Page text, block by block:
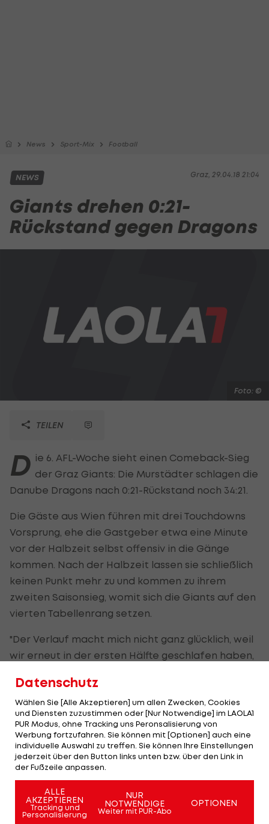
News Sport-Mix Football
Graz, 29.04.18 21:04
NEWS
Giants drehen 0:21-
Rückstand gegen Dragons
Foto: ©
TEILEN
D ie 6. AFL-Woche sieht einen Comeback-Sieg
der Graz Giants: Die Murstädter schlagen die
Danube Dragons nach 0:21-Rückstand noch 34:21.
Die Gäste aus Wien führen mit drei Touchdowns
Vorsprung, ehe die Gastgeber etwa eine Minute
vor der Halbzeit selbst offensiv in die Gänge
kommen. Nach der Halbzeit lassen sie schließlich
keinen Punkt mehr zu und kommen zu ihrem
zweiten Saisonsieg, womit sich die Giants auf den
vierten Tabellenrang setzen.
"Der Verlauf macht mich nicht ganz glücklich, weil
wir erneut in der ersten Hälfte geschlafen haben,
Es kann nicht sein, dass wir jetzt schon zum
zweiten Mal in Folge zu langsam ins Spiel
reinfinden. Diesmal hat eine fulminante zweite
Hälfte des gesamten Teams alles gesichert, doch
ich hoffe nicht, dass es immer so sein wird. Ich bin
unheimlich glücklich, dass wir es gedreht haben",
Datenschutz
Wählen Sie [Alle Akzeptieren] um allen Zwecken, Cookies
und Diensten zuzustimmen oder [Nur Notwendige] im LAOLA1
PUR Modus, ohne Tracking uns Peronsalisierung von
Werbung fortzufahren. Sie können mit [Optionen] auch eine
individuelle Auswahl zu treffen. Sie können Ihre Einstellungen
jederzeit über den Button links unten bzw. über den Link in
der Fußzeile anpassen.
ALLE
AKZEPTIEREN
Tracking und
Personalisierung
NUR
NOTWENDIGE
Weiter mit PUR-Abo
OPTIONEN